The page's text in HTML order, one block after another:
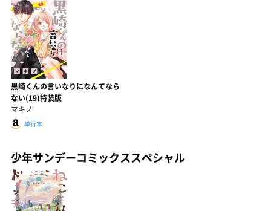
黒崎くんの言いなりになんてなら
ない(19)特装版
マキノ
単行本
少年サンデーコミックススペシャル